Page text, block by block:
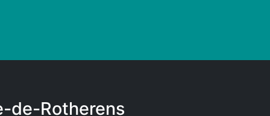
de-Rotherens